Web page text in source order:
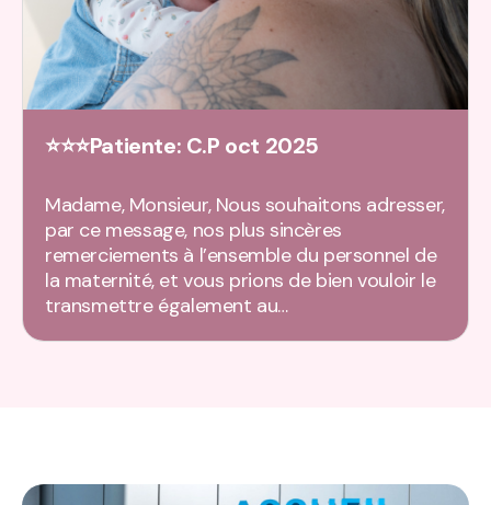
⭐⭐⭐Patiente: C.P oct 2025
Madame, Monsieur, Nous souhaitons adresser,
par ce message, nos plus sincères
remerciements à l’ensemble du personnel de
la maternité, et vous prions de bien vouloir le
transmettre également au…